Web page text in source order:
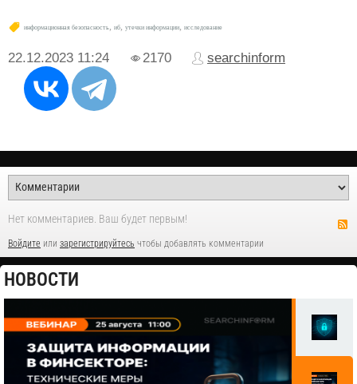
информационная безопасность иб утечки информации исследование
22.12.2023 11:24 2170 searchinform
Нет комментариев. Ваш будет первым!
Войдите или зарегистрируйтесь чтобы добавлять комментарии
НОВОСТИ